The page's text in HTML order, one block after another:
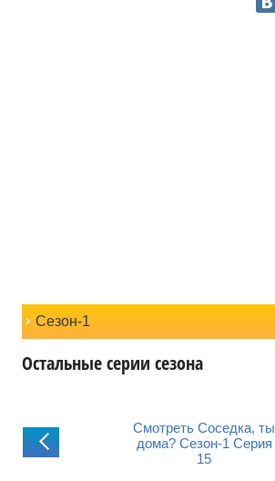
Сезон-1
Остальные серии сезона
Соседка, ты
Сезон-1 Серия
14
Смотреть Соседка, ты
дома? Сезон-1 Серия
15